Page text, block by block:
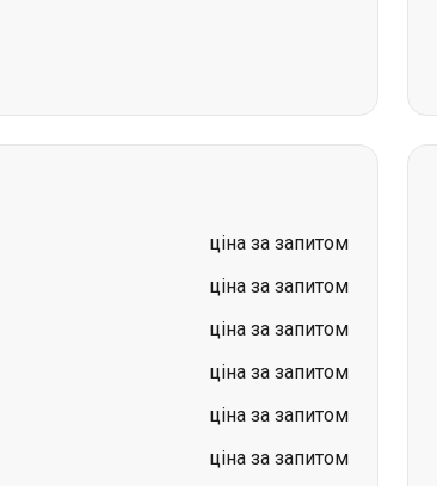
ціна за запитом
ціна за запитом
ціна за запитом
ціна за запитом
ціна за запитом
ціна за запитом